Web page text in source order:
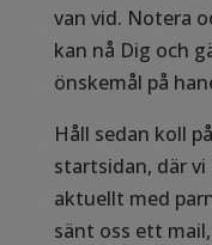
van vid. Notera
kan nå Dig och
önskemål på
Håll sedan koll
startsidan, där
aktuellt med
sänt oss ett